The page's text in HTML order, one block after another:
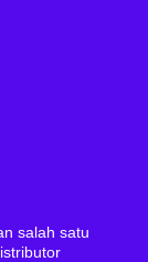
salah satu